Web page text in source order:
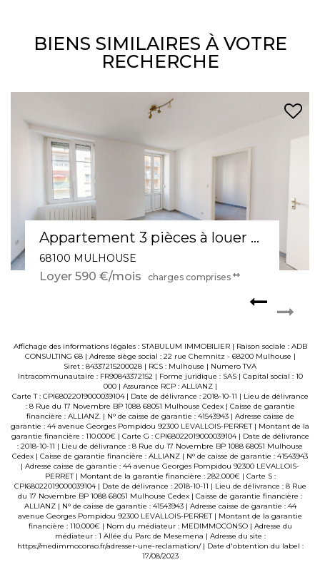
BIENS SIMILAIRES À VOTRE
RECHERCHE
Appartement 3 pièces à louer en rez-de-chaussée à Mulhouse - Réf 566
68100 MULHOUSE
Loyer 590 €/mois charges comprises **
Affichage des informations légales : STABULUM IMMOBILIER | Raison sociale : ADB
CONSULTING 68 | Adresse siège social : 22 rue Chemnitz - 68200 Mulhouse |
Siret : 84337215200028 | RCS : Mulhouse | Numero TVA
Intracommunautaire : FR90843372152 | Forme juridique : SAS | Capital social : 10
000 | Assurance RCP : ALLIANZ |
Carte T : CPI68022019000039104 | Date de délivrance : 2018-10-11 | Lieu de délivrance
: 8 Rue du 17 Novembre BP 1088 68051 Mulhouse Cedex | Caisse de garantie
financière : ALLIANZ. | N° de caisse de garantie : 41543943 | Adresse caisse de
garantie : 44 avenue Georges Pompidou 92300 LEVALLOIS-PERRET | Montant de la
garantie financière : 110.000€ | Carte G : CPI68022019000039104 | Date de délivrance
: 2018-10-11 | Lieu de délivrance : 8 Rue du 17 Novembre BP 1088 68051 Mulhouse
Cedex | Caisse de garantie financière : ALLIANZ | N° de caisse de garantie : 41543943
| Adresse caisse de garantie : 44 avenue Georges Pompidou 92300 LEVALLOIS-
PERRET | Montant de la garantie financière : 282.000€ | Carte S :
CPI68022019000039104 | Date de délivrance : 2018-10-11 | Lieu de délivrance : 8 Rue
du 17 Novembre BP 1088 68051 Mulhouse Cedex | Caisse de garantie financière :
ALLIANZ | N° de caisse de garantie : 41543943 | Adresse caisse de garantie : 44
avenue Georges Pompidou 92300 LEVALLOIS-PERRET | Montant de la garantie
financière : 110.000€ | Nom du médiateur : MEDIMMOCONSO | Adresse du
médiateur : 1 Allée du Parc de Mesemena | Adresse du site :
https://medimmoconso.fr/adresser-une-reclamation/| Date d'obtention du label :
17/08/2023